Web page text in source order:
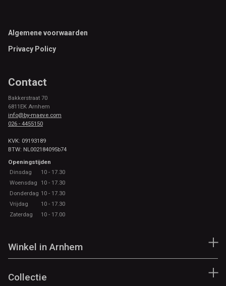
Footer
Algemene voorwaarden
Privacy Policy
Contact
Bakkerstraat 70
6811EK Arnhem
info@by-maeve.com
026 - 4455150
KVK: 09193189
BTW: NL002184095b74
Openingstijden
Dinsdag
10 - 17.30
Woensdag
10 - 17.30
Donderdag 10 - 17.30
Vrijdag
10 - 17.30
Zaterdag
10 - 17.00
Winkel in Arnhem
Collectie